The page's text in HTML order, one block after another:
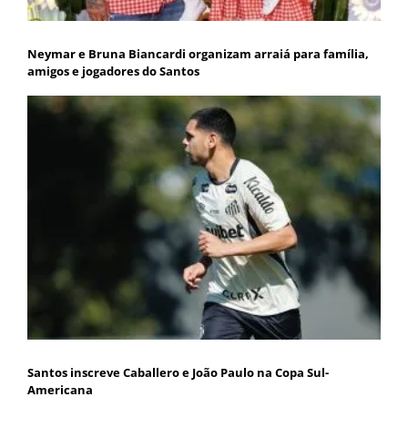
Neymar e Bruna Biancardi organizam arraiá para família,
amigos e jogadores do Santos
Santos inscreve Caballero e João Paulo na Copa Sul-
Americana